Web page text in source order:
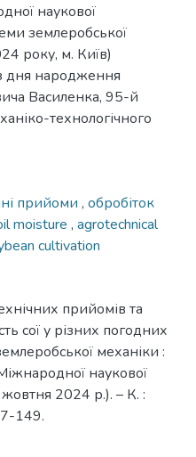
наукової
землеробської
року, м. Київ)
дня народження
Василенка, 95-й
технологічного
прийоми , обробіток
moisture , agrotechnical
cultivation
прийомів та
сої у різних погодних
механіки :
наукової
2024 р.). – К. :
149.